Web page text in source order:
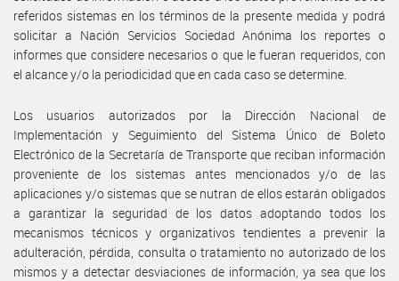
referidos sistemas en los términos de la presente medida y podrá
solicitar a Nación Servicios Sociedad Anónima los reportes o
informes que considere necesarios o que le fueran requeridos, con
el alcance y/o la periodicidad que en cada caso se determine.
Los usuarios autorizados por la Dirección Nacional de
Implementación y Seguimiento del Sistema Único de Boleto
Electrónico de la Secretaría de Transporte que reciban información
proveniente de los sistemas antes mencionados y/o de las
aplicaciones y/o sistemas que se nutran de ellos estarán obligados
a garantizar la seguridad de los datos adoptando todos los
mecanismos técnicos y organizativos tendientes a prevenir la
adulteración, pérdida, consulta o tratamiento no autorizado de los
mismos y a detectar desviaciones de información, ya sea que los